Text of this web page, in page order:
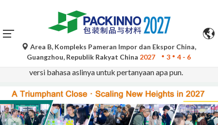
Terjemahan otomatis oleh Google Translate hanya untuk
referensi dan mungkin tidak akurat. Silakan merujuk ke
versi bahasa aslinya untuk pertanyaan apa pun.
Area B, Kompleks Pameran Impor dan Ekspor China,
Guangzhou, Republik Rakyat China 2027 3 4 - 6